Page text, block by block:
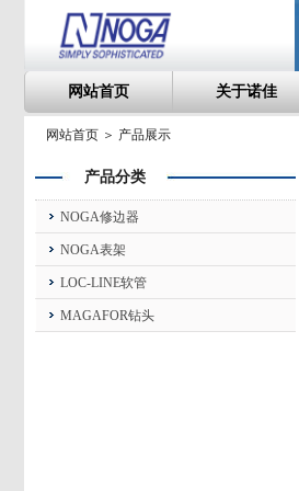
网站首页 关于诺佳
网站首页 ＞ 产品展示
产品分类
NOGA修边器
NOGA表架
LOC-LINE软管
MAGAFOR钻头